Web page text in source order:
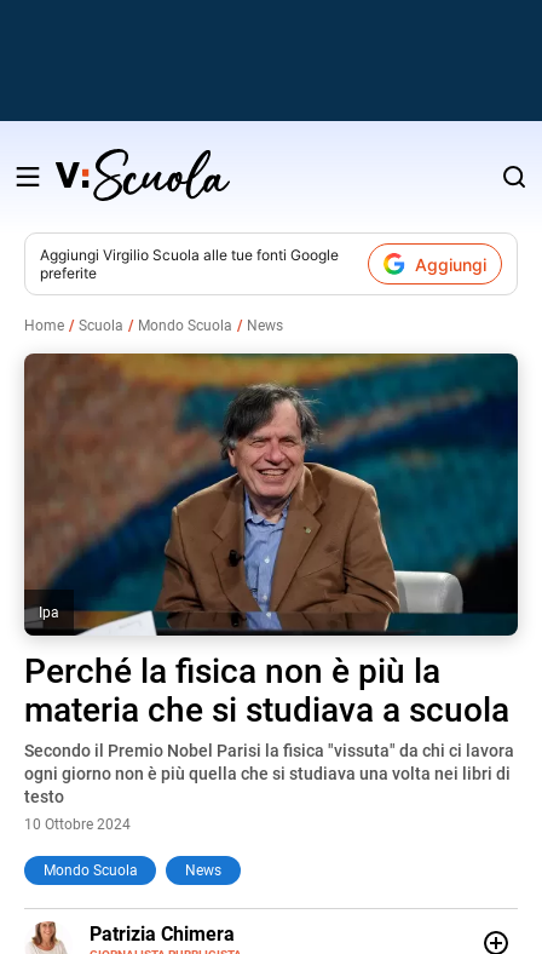
Salta
contenuto
Aggiungi Virgilio Scuola alle tue fonti Google
preferite
Aggiungi
Home Scuola Mondo Scuola News
Ipa
Perché la fisica non è più la
materia che si studiava a scuola
Secondo il Premio Nobel Parisi la fisica "vissuta" da chi ci lavora
ogni giorno non è più quella che si studiava una volta nei libri di
testo
10 Ottobre 2024
Mondo Scuola News
Patrizia Chimera
E-
MAIL